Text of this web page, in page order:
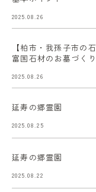
2025.08.26
【柏市・我孫子市の石
富国石材のお墓づく
2025.08.26
延寿の郷霊園
2025.08.25
延寿の郷霊園
2025.08.22